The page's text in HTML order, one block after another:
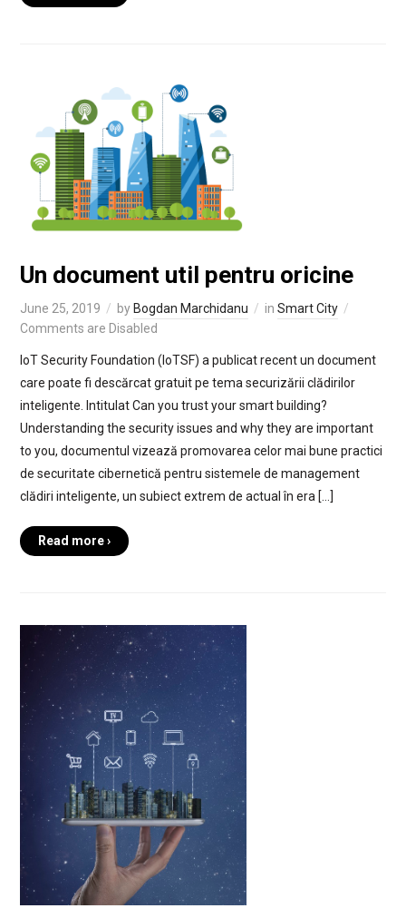
Un document util pentru oricine
June 25, 2019 by Bogdan Marchidanu in Smart City
Comments are Disabled
IoT Security Foundation (IoTSF) a publicat recent un document
care poate fi descărcat gratuit pe tema securizării clădirilor
inteligente. Intitulat Can you trust your smart building?
Understanding the security issues and why they are important
to you, documentul vizează promovarea celor mai bune practici
de securitate cibernetică pentru sistemele de management
clădiri inteligente, un subiect extrem de actual în era […]
Read more ›